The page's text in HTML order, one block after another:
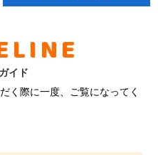
イド
く際に一度、ご覧になってく